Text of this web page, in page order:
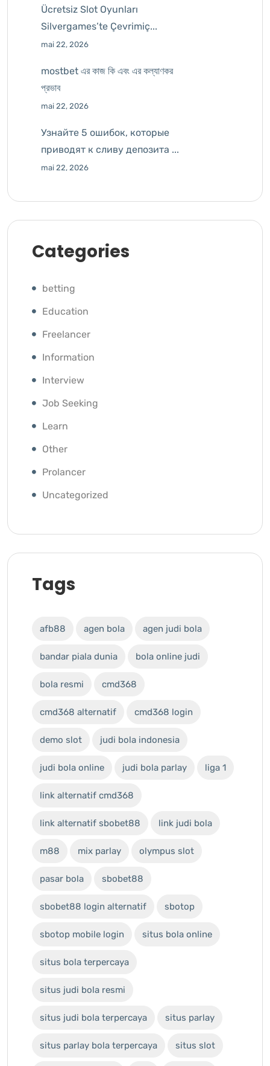
Ücretsiz Slot Oyunları
Silvergames’te Çevrimiç...
mai 22, 2026
mostbet এর কাজ কি এবং এর কল্যাণকর
প্রভাব
mai 22, 2026
Узнайте 5 ошибок, которые
приводят к сливу депозита ...
mai 22, 2026
Categories
betting
Education
Freelancer
Information
Interview
Job Seeking
Learn
Other
Prolancer
Uncategorized
Tags
afb88 agen bola agen judi bola
bandar piala dunia bola online judi
bola resmi cmd368
cmd368 alternatif cmd368 login
demo slot judi bola indonesia
judi bola online judi bola parlay liga 1
link alternatif cmd368
link alternatif sbobet88 link judi bola
m88 mix parlay olympus slot
pasar bola sbobet88
sbobet88 login alternatif sbotop
sbotop mobile login situs bola online
situs bola terpercaya
situs judi bola resmi
situs judi bola terpercaya situs parlay
situs parlay bola terpercaya situs slot